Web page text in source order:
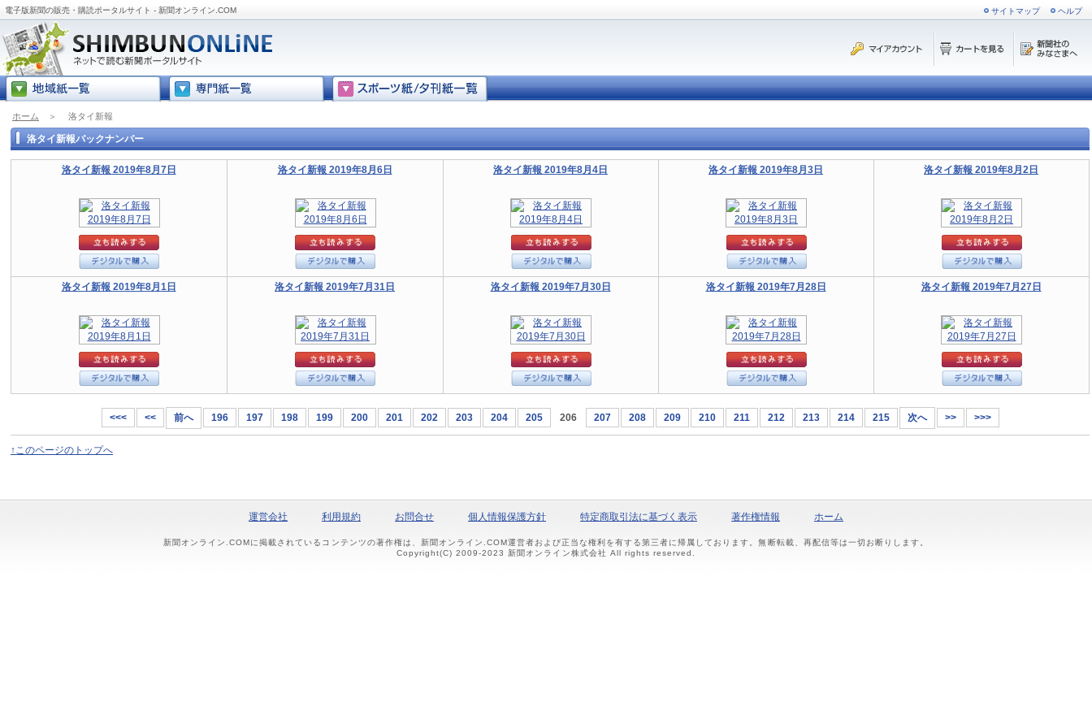
電子版新聞の販売・購読ポータルサイト - 新聞オンライン.COM サイトマップ ヘルプ
ホーム ＞ 洛タイ新報
洛タイ新報バックナンバー
洛タイ新報 2019年8月7日 洛タイ新報 2019年8月6日 洛タイ新報 2019年8月4日 洛タイ新報 2019年8月3日 洛タイ新報 2019年8月2日
洛タイ新報 2019年8月1日 洛タイ新報 2019年7月31日 洛タイ新報 2019年7月30日 洛タイ新報 2019年7月28日 洛タイ新報 2019年7月27日
<<< << 前へ 196 197 198 199 200 201 202 203 204 205 206 207 208 209 210 211 212 213 214 215 次へ >> >>>
↑このページのトップへ
運営会社 利用規約 お問合せ 個人情報保護方針 特定商取引法に基づく表示 著作権情報 ホーム
新聞オンライン.COMに掲載されているコンテンツの著作権は、新聞オンライン.COM運営者および正当な権利を有する第三者に帰属しております。無断転載、再配信等は一切お断りします。
Copyright(C) 2009-2023 新聞オンライン株式会社 All rights reserved.